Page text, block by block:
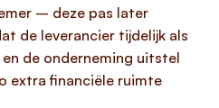
– deze pas later
de leverancier tijdelijk als
de onderneming uitstel
extra financiële ruimte